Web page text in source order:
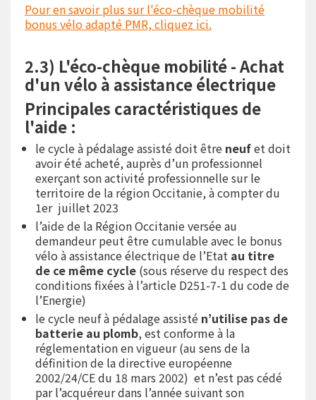
Pour en savoir plus sur l'éco-chèque mobilité
bonus vélo adapté PMR, cliquez ici.
2.3) L'éco-chèque mobilité - Achat
d'un vélo à assistance électrique
Principales caractéristiques de
l'aide :
le cycle à pédalage assisté doit être neufet doit
avoir été acheté, auprès d’un professionnel
exerçant son activité professionnelle sur le
territoire de la région Occitanie, à compter du
1er juillet 2023
l’aide de la Région Occitanie versée au
demandeur peut être cumulable avec le bonus
vélo à assistance électrique de l’Etat au titre
de ce même cycle (sous réserve du respect des
conditions fixées à l’article D251-7-1 du code de
l’Energie)
le cycle neuf à pédalage assisté n’utilise pas de
batterie au plomb, est conforme à la
réglementation en vigueur (au sens de la
définition de la directive européenne
2002/24/CE du 18 mars 2002) et n’est pas cédé
par l’acquéreur dans l’année suivant son